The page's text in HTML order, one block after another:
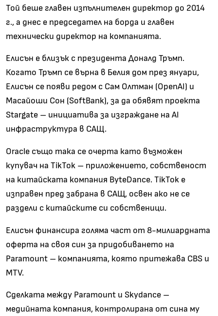
Той беше главен изпълнителен директор до 2014
г., а днес е председател на борда и главен
технически директор на компанията.
Елисън е близък с президента Доналд Тръмп.
Когато Тръмп се върна в Белия дом през януари,
Елисън се появи редом с Сам Олтман (OpenAI) и
Масайоши Сон (SoftBank), за да обявят проекта
Stargate – инициатива за изграждане на AI
инфраструктура в САЩ.
Oracle също така се очерта като възможен
купувач на TikTok – приложението, собственост
на китайската компания ByteDance. TikTok е
изправен пред забрана в САЩ, освен ако не се
раздели с китайските си собственици.
Елисън финансира голяма част от 8-милиардната
оферта на своя син за придобиването на
Paramount – компанията, която притежава CBS и
MTV.
Сделката между Paramount и Skydance –
медийната компания, контролирана от сина му